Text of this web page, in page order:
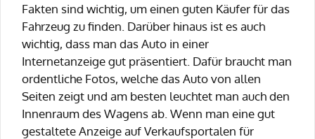
Fakten sind wichtig, um einen guten Käufer für das
Fahrzeug zu finden. Darüber hinaus ist es auch
wichtig, dass man das Auto in einer
Internetanzeige gut präsentiert. Dafür braucht man
ordentliche Fotos, welche das Auto von allen
Seiten zeigt und am besten leuchtet man auch den
Innenraum des Wagens ab. Wenn man eine gut
gestaltete Anzeige auf Verkaufsportalen für